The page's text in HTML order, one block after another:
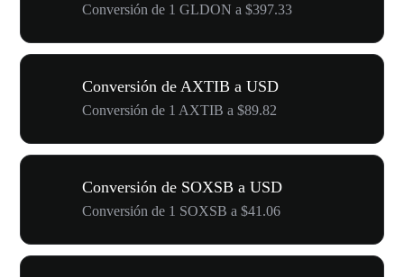
Conversión de 1 GLDON a $397.33
Conversión de AXTIB a USD
Conversión de 1 AXTIB a $89.82
Conversión de SOXSB a USD
Conversión de 1 SOXSB a $41.06